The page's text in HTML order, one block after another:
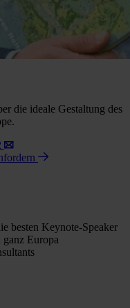
die ideale Gestaltung des
besten Keynote-Speaker
Europa